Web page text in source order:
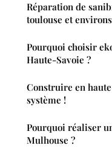
Réparation de
toulouse et environs
Pourquoi choisir
Haute-Savoie ?
Construire en
système !
Pourquoi réaliser
Mulhouse ?